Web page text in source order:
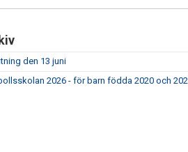
den 13 juni
2026 - för barn födda 2020 och